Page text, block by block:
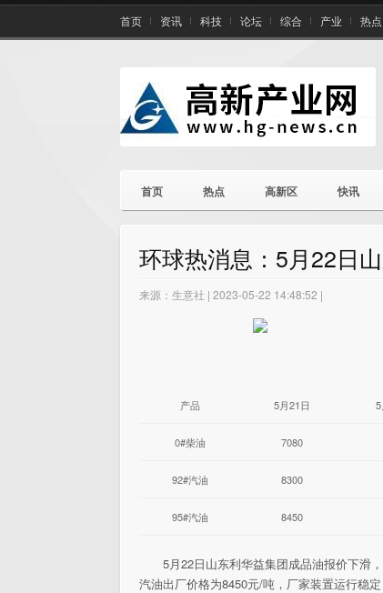
首页 资讯 科技 论坛 综合 产业 热点
首页 热点 高新区 快讯
环球热消息：5月22日
来源：生意社 | 2023-05-22 14:48:52 |
产品 5月21日
0#柴油 7080
92#汽油 8300
95#汽油 8450
5月22日山东利华益集团成品油报价下滑
汽油出厂价格为8450元/吨，厂家装置运行稳定